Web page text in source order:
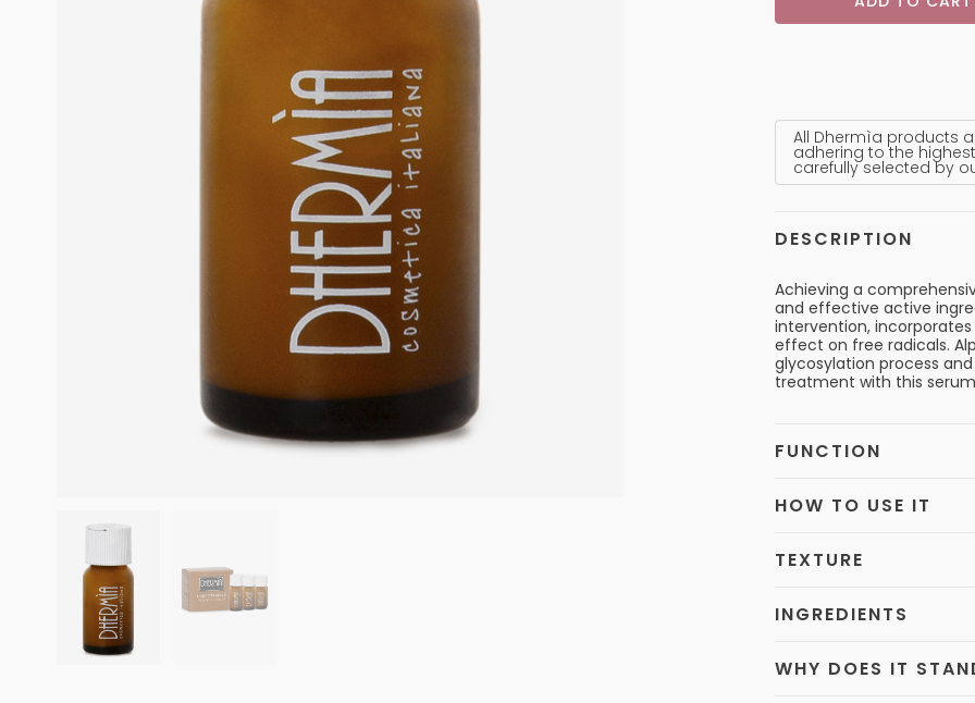
All Dhermìa products
adhering to the
carefully selected by
DESCRIPTION
Achieving a
and effective active
intervention,
effect on free radicals.
glycosylation process
treatment with this
FUNCTION
HOW TO USE IT
TEXTURE
INGREDIENTS
WHY DOES IT